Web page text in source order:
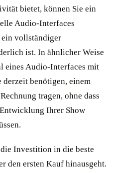
bietet, können Sie ein
Audio-Interfaces
ein vollständiger
ist. In ähnlicher Weise
eines Audio-Interfaces mit
derzeit benötigen, einem
tragen, ohne dass
Ihrer Show
Investition in die beste
den ersten Kauf hinausgeht.